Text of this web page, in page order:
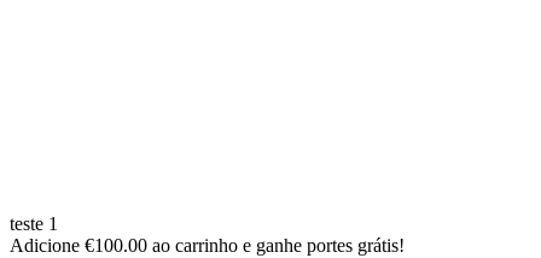
teste 1
Adicione €100.00 ao carrinho e ganhe portes grátis!